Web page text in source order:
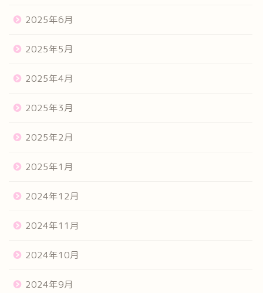
2025年6月
2025年5月
2025年4月
2025年3月
2025年2月
2025年1月
2024年12月
2024年11月
2024年10月
2024年9月